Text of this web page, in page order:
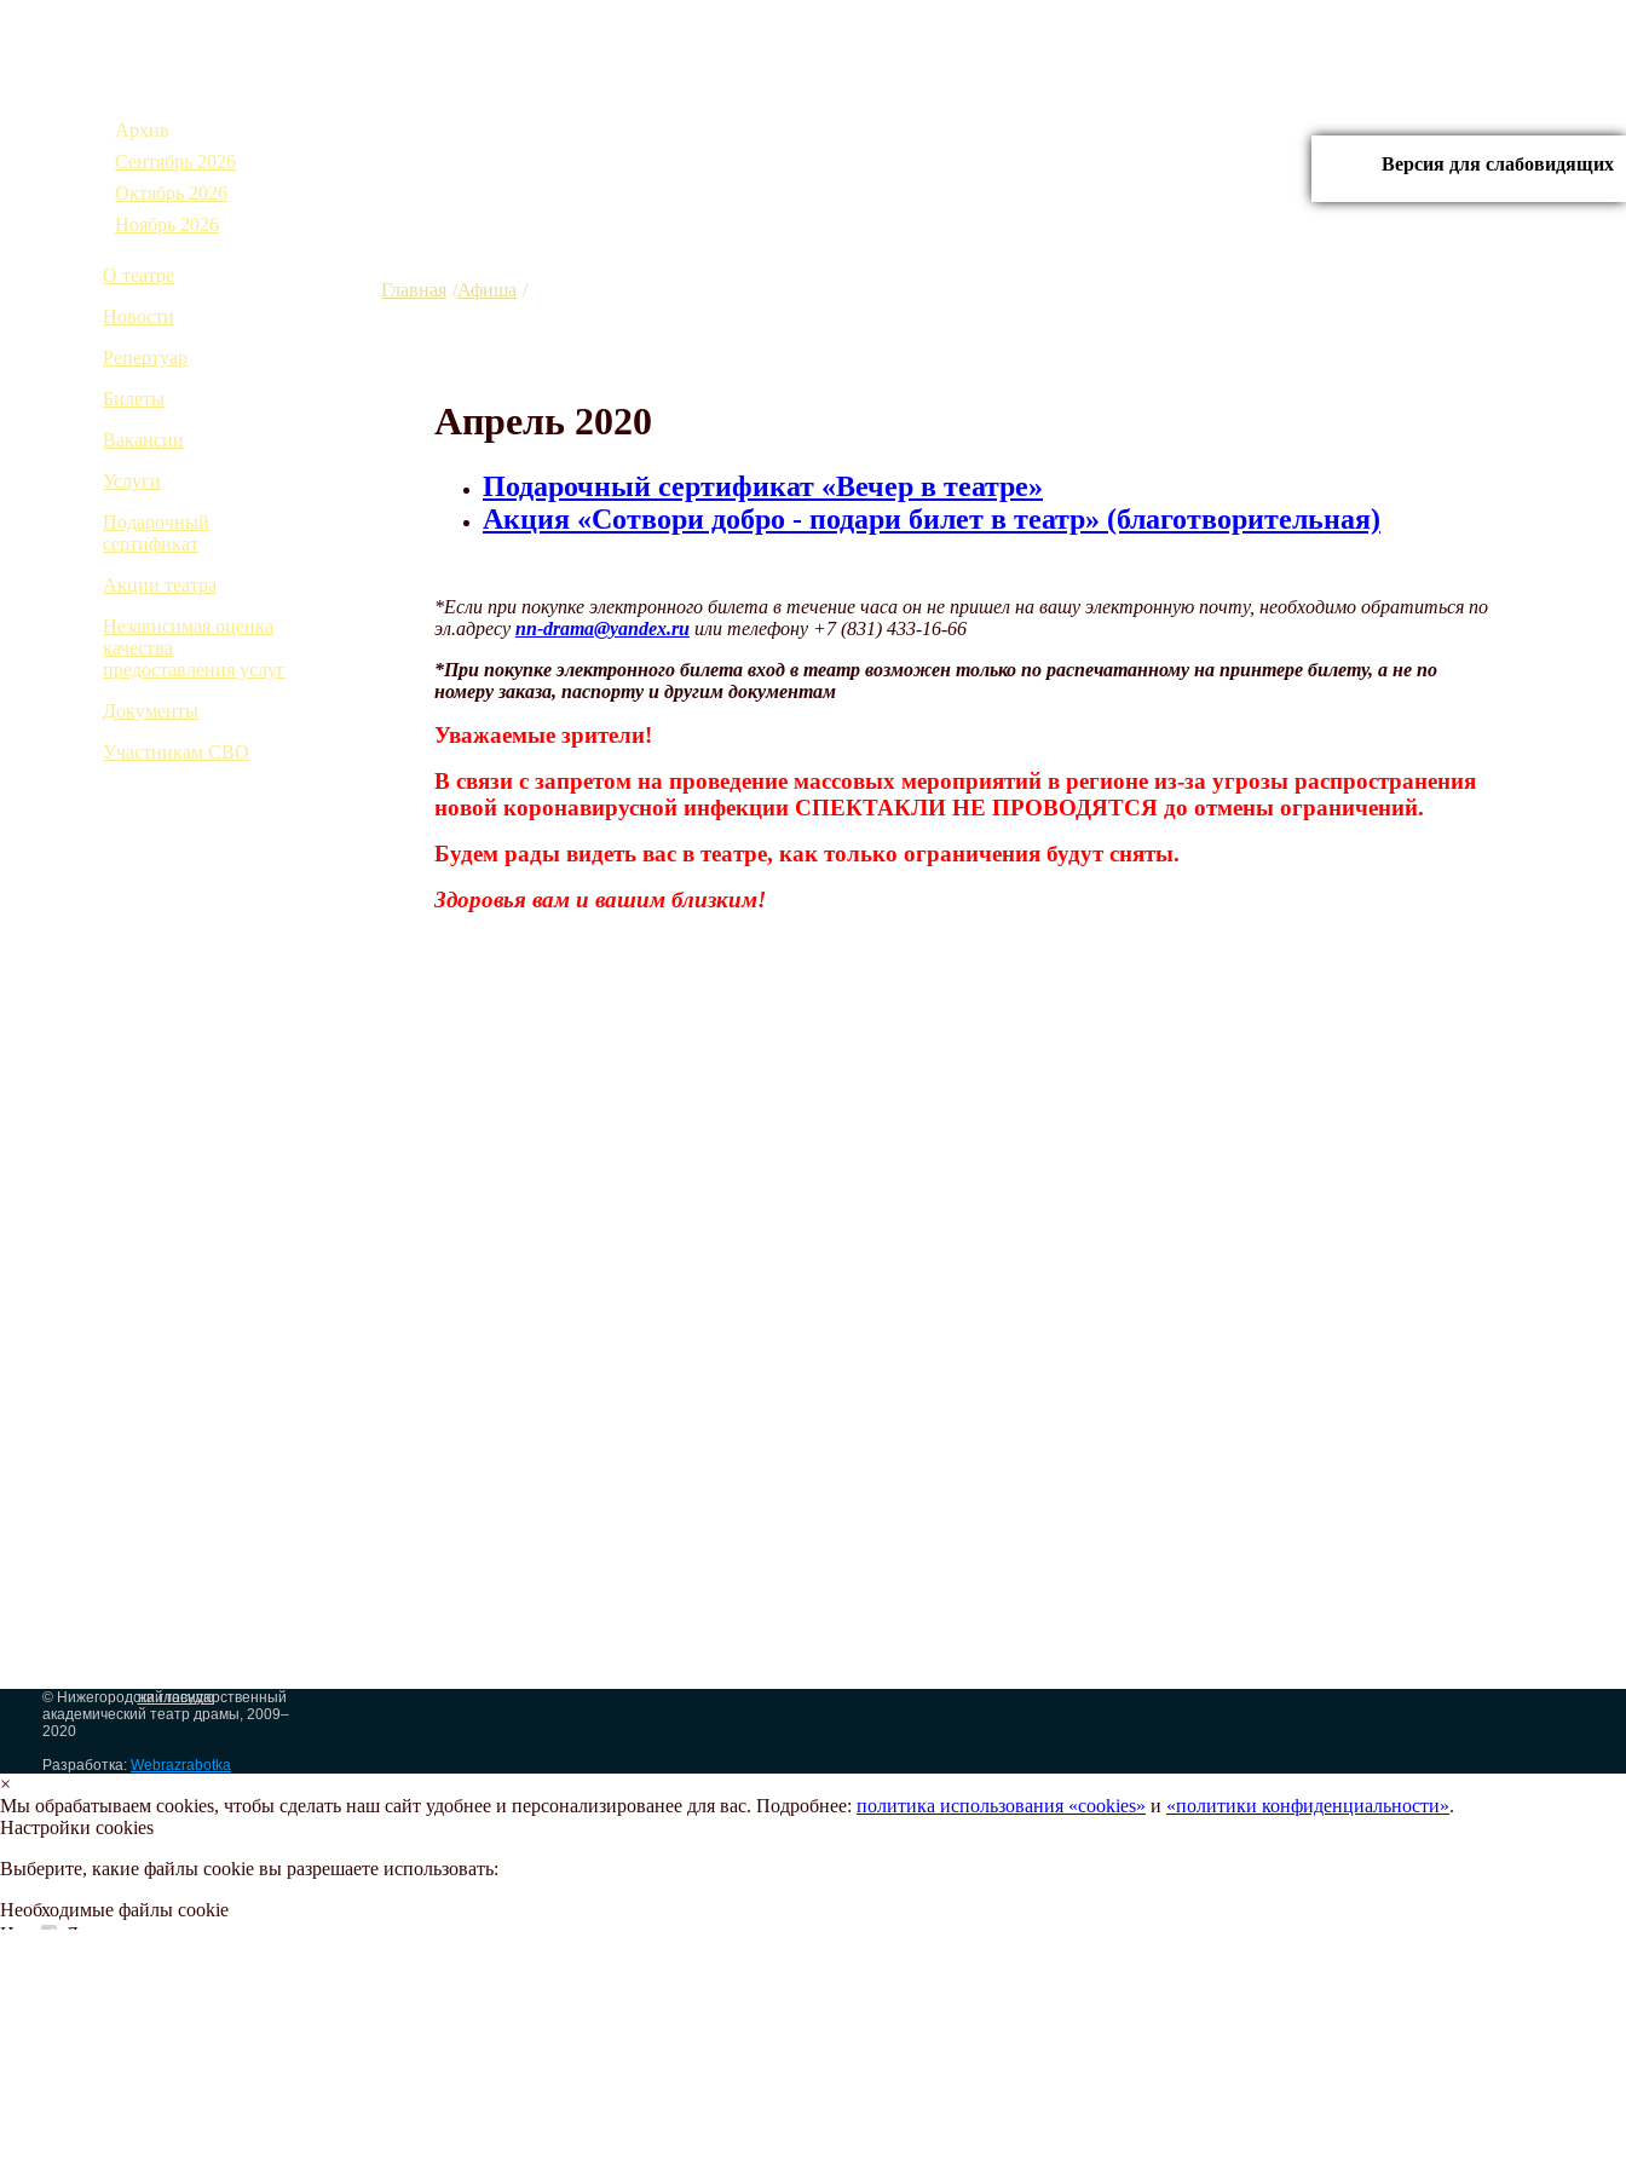
Архив
Сентябрь 2026
Октябрь 2026
Ноябрь 2026
О театре
Новости
Репертуар
Билеты
Вакансии
Услуги
Подарочный
сертификат
Акции театра
Независимая оценка
качества
предоставления услуг
Документы
Участникам СВО
на главную
Главная Афиша Апрель 2020
Апрель 2020
Подарочный сертификат «Вечер в театре»
Акция «Сотвори добро - подари билет в театр» (благотворительная)
*Если при покупке электронного билета в течение часа он не пришел на вашу электронную почту, необходимо обратиться по
эл.адресу nn-drama@yandex.ru или телефону +7 (831) 433-16-66
*При покупке электронного билета вход в театр возможен только по распечатанному на принтере билету, а не по
номеру заказа, паспорту и другим документам
Уважаемые зрители!
В связи с запретом на проведение массовых мероприятий в регионе из-за угрозы распространения
новой коронавирусной инфекции СПЕКТАКЛИ НЕ ПРОВОДЯТСЯ до отмены ограничений.
Будем рады видеть вас в театре, как только ограничения будут сняты.
Здоровья вам и вашим близким!
© Нижегородский государственный
академический театр драмы, 2009–
2020
Разработка: Webrazrabotka
Версия для слабовидящих
×
Мы обрабатываем cookies, чтобы сделать наш сайт удобнее и персонализированее для вас. Подробнее: политика использования «cookies» и «политики конфиденциальности».
Настройки cookies
Выберите, какие файлы cookie вы разрешаете использовать:
Необходимые файлы cookie
Нет
Да